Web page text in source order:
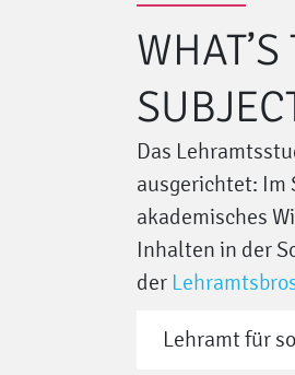
Das
ausgerichtet: Im
akademisches
Inhalten in der
der
Lehramt für